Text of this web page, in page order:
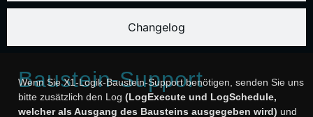
Changelog
Baustein-Support
Wenn Sie X1-Logik-Baustein-Support benötigen, senden Sie uns
bitte zusätzlich den Log(LogExecute und LogSchedule,
welcher als Ausgang des Bausteins ausgegeben wird) und